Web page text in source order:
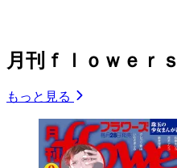
月刊ｆｌｏｗｅｒ
もっと見る